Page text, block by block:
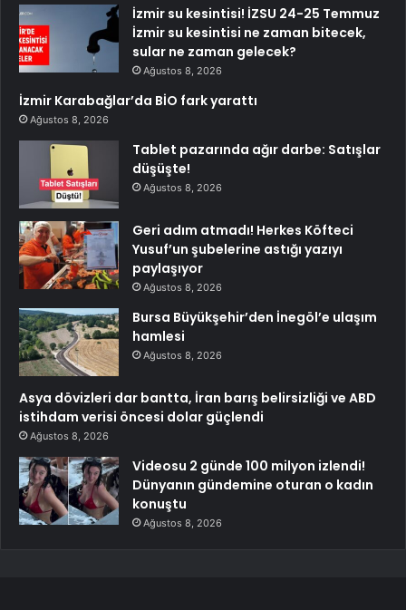
İzmir su kesintisi! İZSU 24-25 Temmuz
İzmir su kesintisi ne zaman bitecek,
sular ne zaman gelecek?
Ağustos 8, 2026
İzmir Karabağlar’da BİO fark yarattı
Ağustos 8, 2026
Tablet pazarında ağır darbe: Satışlar
düşüşte!
Ağustos 8, 2026
Geri adım atmadı! Herkes Köfteci
Yusuf’un şubelerine astığı yazıyı
paylaşıyor
Ağustos 8, 2026
Bursa Büyükşehir’den İnegöl’e ulaşım
hamlesi
Ağustos 8, 2026
Asya dövizleri dar bantta, İran barış belirsizliği ve ABD
istihdam verisi öncesi dolar güçlendi
Ağustos 8, 2026
Videosu 2 günde 100 milyon izlendi!
Dünyanın gündemine oturan o kadın
konuştu
Ağustos 8, 2026